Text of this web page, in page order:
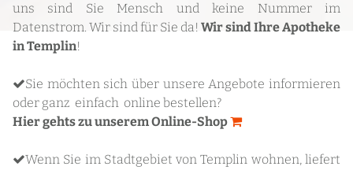
uns sind Sie Mensch und keine Nummer im
Datenstrom. Wir sind für Sie da! Wir sindIhre Apotheke
in Templin!
Sie möchten sich über unsere Angebote informieren
oder ganz einfach online bestellen?
Hier gehts zu unserem Online-Shop
Wenn Sie im Stadtgebiet von Templin wohnen, liefert